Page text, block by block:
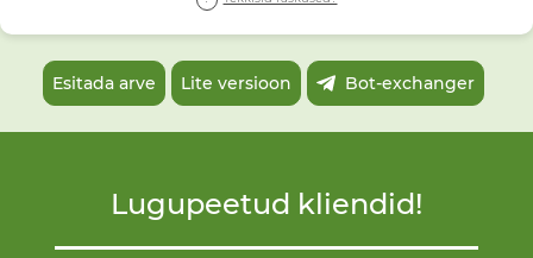
Esitada arve Lite versioon Bot-exchanger
Lugupeetud kliendid!